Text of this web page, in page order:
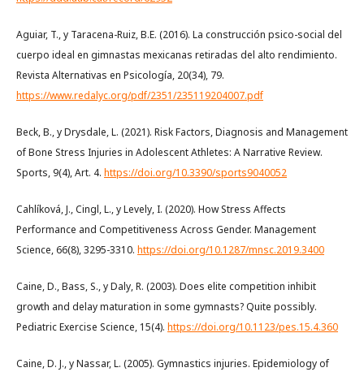
Aguiar, T., y Taracena-Ruiz, B.E. (2016). La construcción psico-social del
cuerpo ideal en gimnastas mexicanas retiradas del alto rendimiento.
Revista Alternativas en Psicología, 20(34), 79.
https://www.redalyc.org/pdf/2351/235119204007.pdf
Beck, B., y Drysdale, L. (2021). Risk Factors, Diagnosis and Management
of Bone Stress Injuries in Adolescent Athletes: A Narrative Review.
Sports, 9(4), Art. 4. https://doi.org/10.3390/sports9040052
Cahlíková, J., Cingl, L., y Levely, I. (2020). How Stress Affects
Performance and Competitiveness Across Gender. Management
Science, 66(8), 3295-3310. https://doi.org/10.1287/mnsc.2019.3400
Caine, D., Bass, S., y Daly, R. (2003). Does elite competition inhibit
growth and delay maturation in some gymnasts? Quite possibly.
Pediatric Exercise Science, 15(4). https://doi.org/10.1123/pes.15.4.360
Caine, D. J., y Nassar, L. (2005). Gymnastics injuries. Epidemiology of